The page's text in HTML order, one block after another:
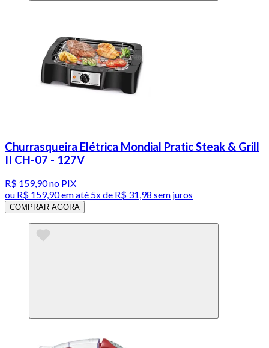
Churrasqueira Elétrica Mondial Pratic Steak & Grill
II CH-07 - 127V
R$ 159,90no PIX
ou R$ 159,90em até 5x de R$ 31,98 sem juros
COMPRAR AGORA